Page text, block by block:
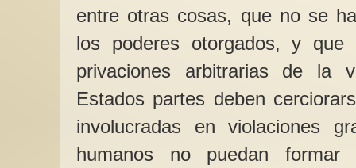
entre otras cosas, que no se
los poderes otorgados, y
privaciones arbitrarias de la
Estados partes deben
involucradas en violaciones
humanos no puedan